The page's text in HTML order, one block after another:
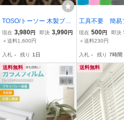
TOSO/トーソー 木製ブラ
インド/ウッドブラインド
RCW-5011 サイズ980Ｘ1
現在 3,980円 即決 3,990円
＋送料1,600円
入札 - 残り 1日
工具不要 簡易
ド 折りたたみ
布粘着カーテン,
現在 500円 即決
＋送料230円
入札 - 残り 7時間
送料無料 送料無料